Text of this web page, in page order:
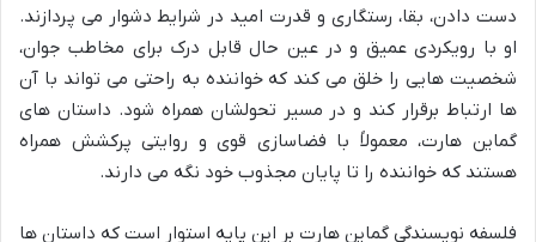
دست دادن، بقا، رستگاری و قدرت امید در شرایط دشوار می پردازند.
او با رویکردی عمیق و در عین حال قابل درک برای مخاطب جوان،
شخصیت هایی را خلق می کند که خواننده به راحتی می تواند با آن
ها ارتباط برقرار کند و در مسیر تحولشان همراه شود. داستان های
گماین هارت، معمولاً با فضاسازی قوی و روایتی پرکشش همراه
هستند که خواننده را تا پایان مجذوب خود نگه می دارند.
فلسفه نویسندگی گماین هارت بر این پایه استوار است که داستان ها